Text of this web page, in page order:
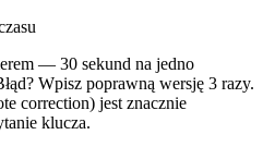
— 30 sekund na jedno
Wpisz poprawną wersję 3 razy.
correction) jest znacznie
klucza.